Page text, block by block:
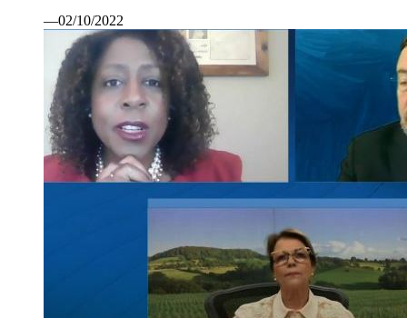
—02/10/2022